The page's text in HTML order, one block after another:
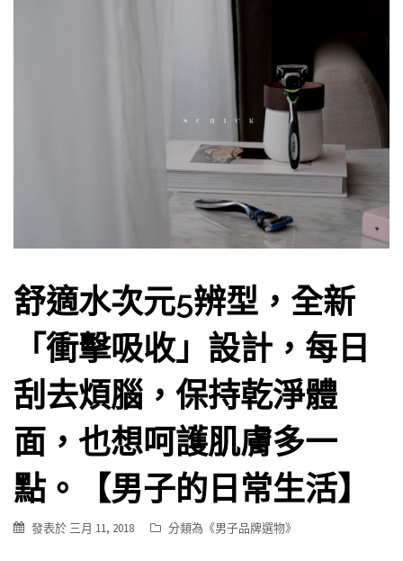
舒適水次元5辨型，全新
「衝擊吸收」設計，每日
刮去煩腦，保持乾淨體
面，也想呵護肌膚多一
點。【男子的日常生活】
發表於 三月 11, 2018 分類為《男子品牌選物》